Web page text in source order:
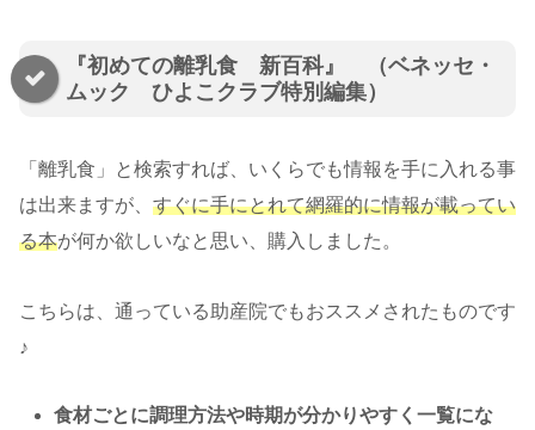
『初めての離乳食 新百科』 （ベネッセ・
ムック ひよこクラブ特別編集）
「離乳食」と検索すれば、いくらでも情報を手に入れる事
は出来ますが、 すぐに手にとれて網羅的に情報が載ってい
る本が何か欲しいなと思い、購入しました。
こちらは、通っている助産院でもおススメされたものです
♪
食材ごとに調理方法や時期が分かりやすく一覧にな